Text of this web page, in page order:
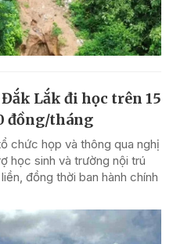
Lắk đi học trên 15
đồng/tháng
chức họp và thông qua nghị
học sinh và trường nội trú
đồng thời ban hành chính